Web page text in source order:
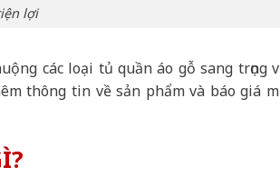
lợi
các loại tủ quần áo gỗ sang trọng
thông tin về sản phẩm và báo giá